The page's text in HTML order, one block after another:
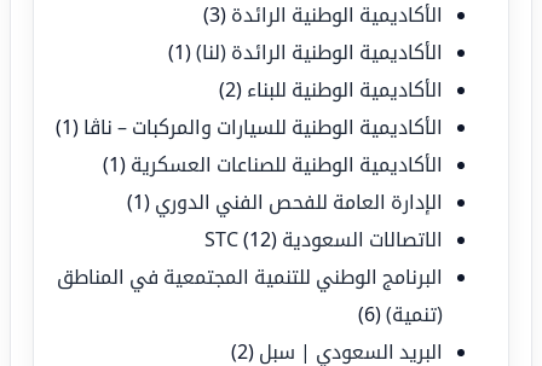
الأكاديمية الوطنية الرائدة (3)
الأكاديمية الوطنية الرائدة (لنا)(1)
الأكاديمية الوطنية للبناء (2)
الأكاديمية الوطنية للسيارات والمركبات – ناڤا (1)
الأكاديمية الوطنية للصناعات العسكرية (1)
الإدارة العامة للفحص الفني الدوري (1)
الاتصالات السعودية STC (12)
البرنامج الوطني للتنمية المجتمعية في المناطق
(تنمية)(6)
البريد السعودي | سبل (2)